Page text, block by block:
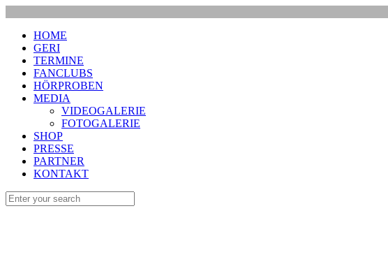
HOME
GERI
TERMINE
FANCLUBS
HÖRPROBEN
MEDIA
VIDEOGALERIE
FOTOGALERIE
SHOP
PRESSE
PARTNER
KONTAKT